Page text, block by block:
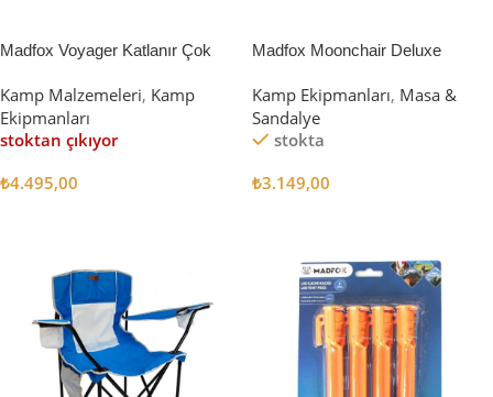
Madfox Voyager Katlanır Çok
[Vagon] BLACK
Kamp Malzemeleri, Kamp
Ekipmanları
stoktan çıkıyor
₺4.495,00
Madfox Moonchair Deluxe
Siyah/Gri
Kamp Ekipmanları, Masa &
Sandalye
stokta
₺3.149,00